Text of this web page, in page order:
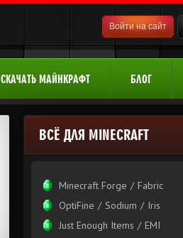
Войти на сайт
СКАЧАТЬ МАЙНКРАФТ БЛОГ
ВСЁ ДЛЯ MINECRAFT
Minecraft Forge / Fabric
OptiFine / Sodium / Iris
Just Enough Items / EMI